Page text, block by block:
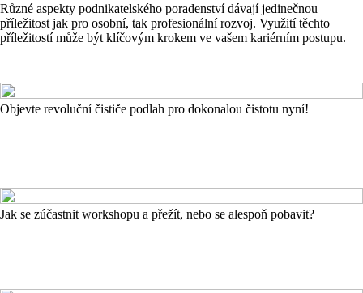
Různé aspekty podnikatelského poradenství dávají jedinečnou
příležitost jak pro osobní, tak profesionální rozvoj. Využití těchto
příležitostí může být klíčovým krokem ve vašem kariérním postupu.
Objevte revoluční čističe podlah pro dokonalou čistotu nyní!
Jak se zúčastnit workshopu a přežít, nebo se alespoň pobavit?